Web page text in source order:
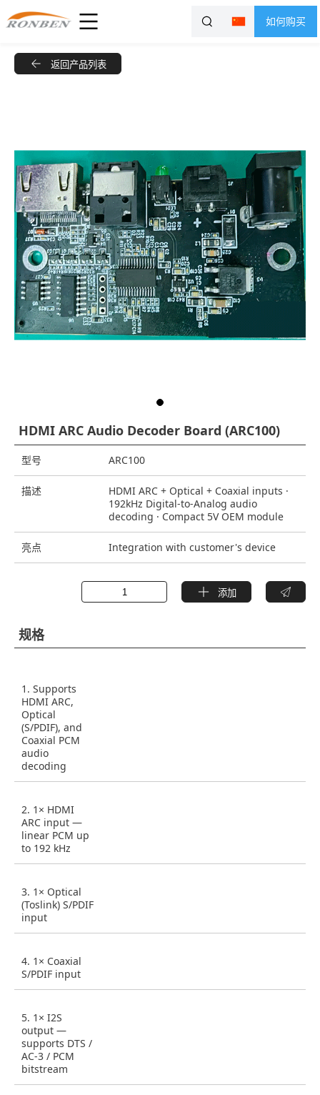
如何购买
返回产品列表
HDMI ARC Audio Decoder Board (ARC100)
型号 ARC100
描述
HDMI ARC + Optical + Coaxial inputs ·
192kHz Digital-to-Analog audio
decoding · Compact 5V OEM module
亮点 Integration with customer's device
添加
规格
1. Supports
HDMI ARC,
Optical
(S/PDIF), and
Coaxial PCM
audio
decoding
2. 1× HDMI
ARC input —
linear PCM up
to 192 kHz
3. 1× Optical
(Toslink) S/PDIF
input
4. 1× Coaxial
S/PDIF input
5. 1× I2S
output —
supports DTS /
AC-3 / PCM
bitstream